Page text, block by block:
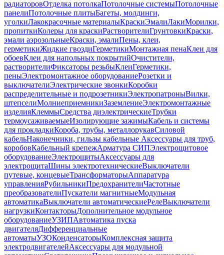
радиаторовОтделка потолкаПотолочные системыПотолочные
панелиПотолочные плитыБагеты, молдинги,
уголкиЛакокрасочные материалыКраскиЭмалиЛакиМорилки,
пропиткиКолеры для краскиРастворителиГрунтовкиКраски,
эмали аэрозольныеКраски, эмалиПены, клеи,
герметикиЖидкие гвоздиГерметикиМонтажная пенаКлеи для
обоевКлеи для напольных покрытийОчистители,
растворителиФиксаторы резьбыКлеиГерметики,
пеныЭлектромонтажное оборудованиеРозетки и
выключателиЭлектрические звонкиКоробки
распределительные и подрозетникиЭлектропатроныВилки,
штепселиМолниеприемникиЗаземлениеЭлектромонтажные
изделияКлеммыСредства диэлектрическиеТрубки
термоусаживаемыеИзолирующие зажимыКабель и системы
для прокладкиКороба, трубы, металлорукавСиловой
кабельНаконечники, гильзы кабельные Аксессуары для труб,
коробовКабельный крепежАрматура СИПЭлектрощитовое
оборудованиеЭлектрощитыАксессуары для
электрощитаШины электротехническиеВыключатели
путевые, концевыеТрансформаторыАппаратура
управленияРубильникиПредохранителиЧастотные
преобразователиПускатели магнитныеМодульная
автоматикаВыключатели автоматическиеРелеВыключатели
нагрузкиКонтакторыДополнительное модульное
оборудованиеУЗИПАвтоматика пуска
двигателяДифференциальные
автоматыУЗОКонденсаторыКомплексная защита
электродвигателейАксессуары для модульной